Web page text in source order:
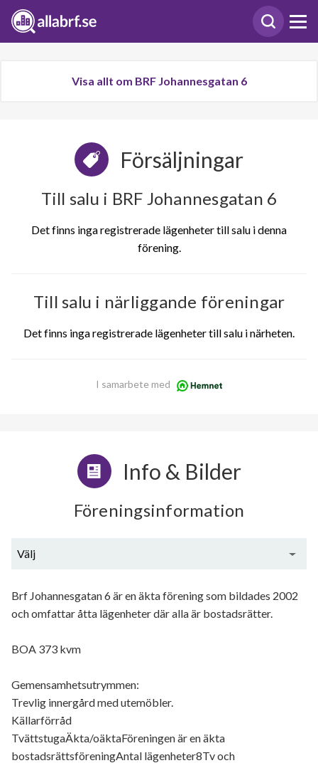
Visa allt om BRF Johannesgatan 6
Försäljningar
Till salu i BRF Johannesgatan 6
Det finns inga registrerade lägenheter till salu i denna
förening.
Till salu i närliggande föreningar
Det finns inga registrerade lägenheter till salu i närheten.
I samarbete med
Info & Bilder
Föreningsinformation
Välj
Brf Johannesgatan 6 är en äkta förening som bildades 2002
och omfattar åtta lägenheter där alla är bostadsrätter.
BOA 373 kvm
Gemensamhetsutrymmen:
Trevlig innergård med utemöbler.
Källarförråd
TvättstugaÄkta/oäktaFöreningen är en äkta
bostadsrättsföreningAntal lägenheter8Tv och